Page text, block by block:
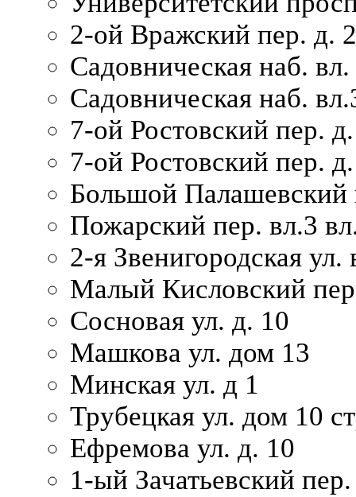
2-ой Вражский пер. д. 2
Садовническая наб.
Садовническая наб.
7-ой Ростовский пер.
7-ой Ростовский пер.
Большой Палашевский
Пожарский пер. вл.3
2-я Звенигородская ул.
Малый Кисловский
Сосновая ул. д. 10
Машкова ул. дом 13
Минская ул. д 1
Трубецкая ул. дом 10
Ефремова ул. д. 10
1-ый Зачатьевский